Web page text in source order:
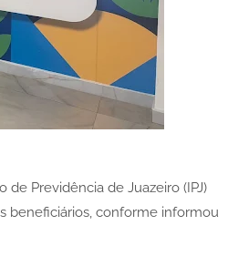
Previdência de Juazeiro (IPJ)
beneficiários, conforme informou